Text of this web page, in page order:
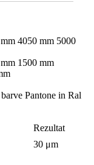
4050 mm 5000
1500 mm
Pantone in Ral
Rezultat
30 μm